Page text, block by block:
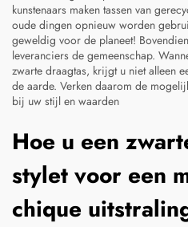
kunstenaars maken tassen van
oude dingen opnieuw worden
geweldig voor de planeet!
leveranciers de gemeenschap.
zwarte draagtas, krijgt u niet alleen
de aarde. Verken daarom de
bij uw stijl en waarden
Hoe u een
stylet voor een
chique